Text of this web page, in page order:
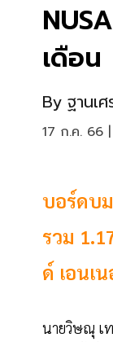
เดือน
By ฐานเ
17 ก.ค. 66
บอร์ดบ
รวม
ด์ เอนเ
นายวิษณุ เ